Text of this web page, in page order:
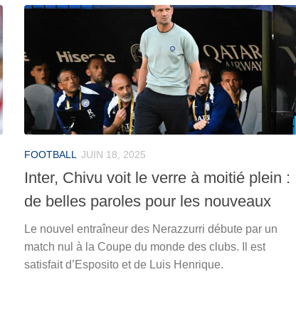
FOOTBALL JUIN 18, 2025
Inter, Chivu voit le verre à moitié plein :
de belles paroles pour les nouveaux
Le nouvel entraîneur des Nerazzurri débute par un
match nul à la Coupe du monde des clubs. Il est
satisfait d’Esposito et de Luis Henrique.